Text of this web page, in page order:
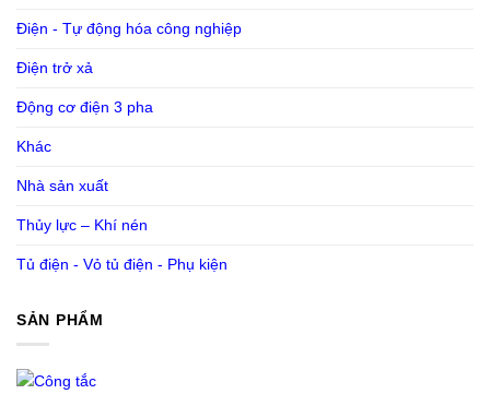
Điện - Tự động hóa công nghiệp
Điện trở xả
Động cơ điện 3 pha
Khác
Nhà sản xuất
Thủy lực – Khí nén
Tủ điện - Vỏ tủ điện - Phụ kiện
SẢN PHẨM